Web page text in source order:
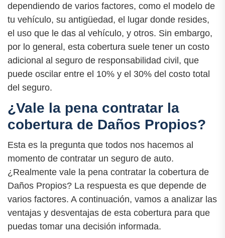
dependiendo de varios factores, como el modelo de
tu vehículo, su antigüedad, el lugar donde resides,
el uso que le das al vehículo, y otros. Sin embargo,
por lo general, esta cobertura suele tener un costo
adicional al seguro de responsabilidad civil, que
puede oscilar entre el 10% y el 30% del costo total
del seguro.
¿Vale la pena contratar la
cobertura de Daños Propios?
Esta es la pregunta que todos nos hacemos al
momento de contratar un seguro de auto.
¿Realmente vale la pena contratar la cobertura de
Daños Propios? La respuesta es que depende de
varios factores. A continuación, vamos a analizar las
ventajas y desventajas de esta cobertura para que
puedas tomar una decisión informada.